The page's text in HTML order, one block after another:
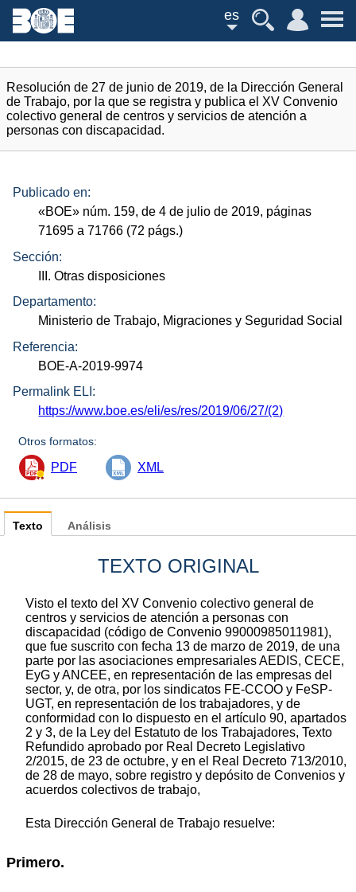
es
Resolución de 27 de junio de 2019, de la Dirección General
de Trabajo, por la que se registra y publica el XV Convenio
colectivo general de centros y servicios de atención a
personas con discapacidad.
Publicado en:
«BOE» núm. 159, de 4 de julio de 2019, páginas
71695 a 71766 (72 págs.)
Sección:
III. Otras disposiciones
Departamento:
Ministerio de Trabajo, Migraciones y Seguridad Social
Referencia:
BOE-A-2019-9974
Permalink ELI:
https://www.boe.es/eli/es/res/2019/06/27/(2)
Otros formatos:
PDF XML
Texto
TEXTO ORIGINAL
Visto el texto del XV Convenio colectivo general de
centros y servicios de atención a personas con
discapacidad (código de Convenio 99000985011981),
que fue suscrito con fecha 13 de marzo de 2019, de una
parte por las asociaciones empresariales AEDIS, CECE,
EyG y ANCEE, en representación de las empresas del
sector, y, de otra, por los sindicatos FE-CCOO y FeSP-
UGT, en representación de los trabajadores, y de
conformidad con lo dispuesto en el artículo 90, apartados
2 y 3, de la Ley del Estatuto de los Trabajadores, Texto
Refundido aprobado por Real Decreto Legislativo
2/2015, de 23 de octubre, y en el Real Decreto 713/2010,
de 28 de mayo, sobre registro y depósito de Convenios y
acuerdos colectivos de trabajo,
Esta Dirección General de Trabajo resuelve:
Primero.
Análisis